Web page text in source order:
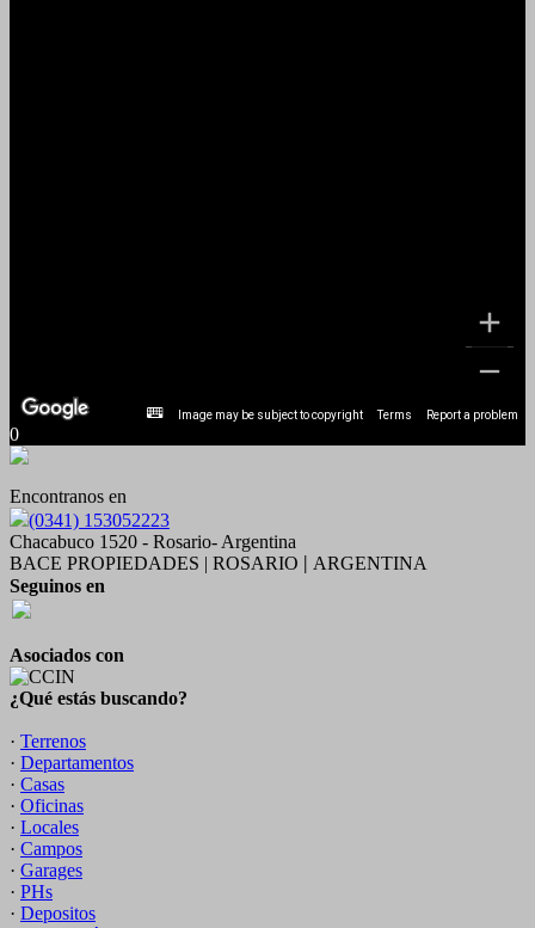
Image may be subject to copyright Terms Report a problem
0
Encontranos en
(0341) 153052223
Chacabuco 1520 - Rosario- Argentina
BACE PROPIEDADES | ROSARIO
ARGENTINA
Seguinos en
Asociados con
¿Qué estás buscando?
· Terrenos
· Departamentos
· Casas
· Oficinas
· Locales
· Campos
· Garages
· PHs
· Depositos